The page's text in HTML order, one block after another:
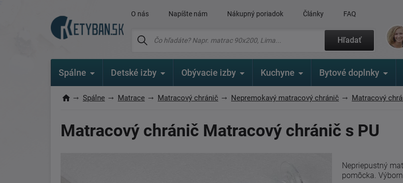
O nás Napíšte nám Nákupný poriadok Články FAQ
Hľadať
Spálne Detské izby Obývacie izby Kuchyne Bytové doplnky
Spálne Matrace Matracový chránič Nepremokavý matracový chránič Matracový
Matracový chránič Matracový chránič s PU
Nepriepustný
pomôcka.